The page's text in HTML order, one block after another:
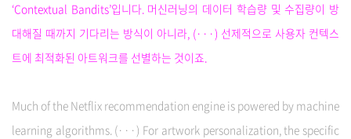
‘Contextual Bandits’입니다. 머신러닝의 데이터 학습량 및 수집량이 방
대해질 때까지 기다리는 방식이 아니라, (···) 선제적으로 사용자 컨텍스
트에 최적화된 아트워크를 선별하는 것이죠.
Much of the Netflix recommendation engine is powered by machine
learning algorithms. (···) For artwork personalization, the specific